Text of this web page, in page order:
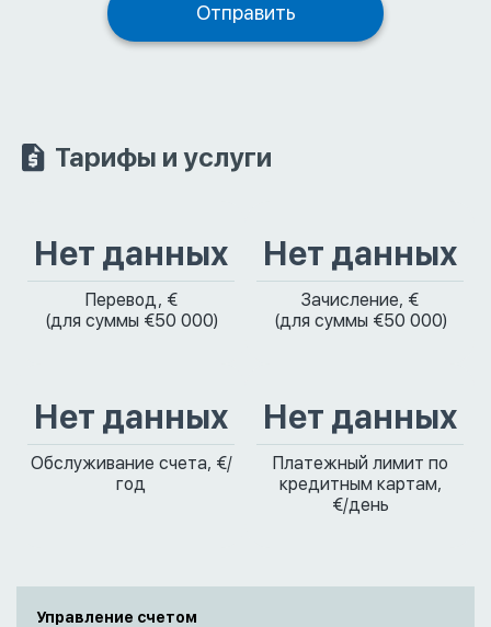
Тарифы и услуги
Нет данных
Перевод, €
(для суммы €50 000)
Нет данных
Зачисление, €
(для суммы €50 000)
Нет данных
Обслуживание счета, €/
год
Нет данных
Платежный лимит по
кредитным картам,
€/день
Управление счетом